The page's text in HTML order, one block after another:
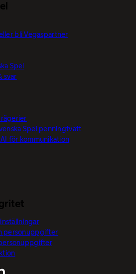
bli Vegaspartner
Spel
svar
Spel penningtvätt
för kommunikation
personuppgifter